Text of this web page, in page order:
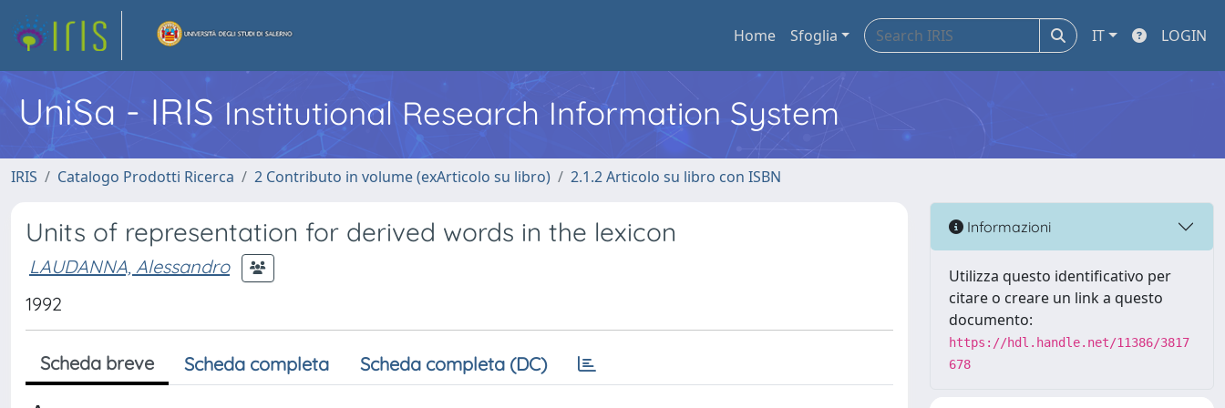
Home Sfoglia IT LOGIN
UniSa - IRIS Institutional Research Information System
IRIS Catalogo Prodotti Ricerca 2 Contributo in volume (exArticolo su libro) 2.1.2 Articolo su libro con ISBN
Units of representation for derived words in the lexicon
LAUDANNA, Alessandro
1992
Scheda breve Scheda completa Scheda completa (DC)
Informazioni
Utilizza questo identificativo per
citare o creare un link a questo
documento:
https://hdl.handle.net/11386/3817
678